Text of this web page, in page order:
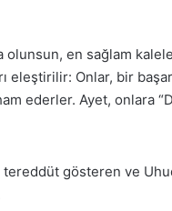
en sağlam
eleştirilir: Onlar, bir
ederler. Ayet, onlara
gösteren ve